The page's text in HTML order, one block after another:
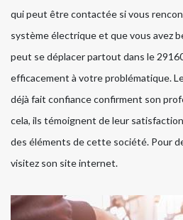
qui peut être contactée si vous
système électrique et que vous avez
peut se déplacer partout dans le
efficacement à votre problématique.
déjà fait confiance confirment son
cela, ils témoignent de leur
des éléments de cette société. Pour
visitez son site internet.